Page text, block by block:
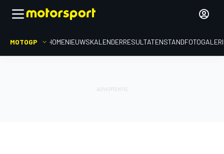
MOTOGP HOMENIEUWSKALENDERRESULTATENSTAND